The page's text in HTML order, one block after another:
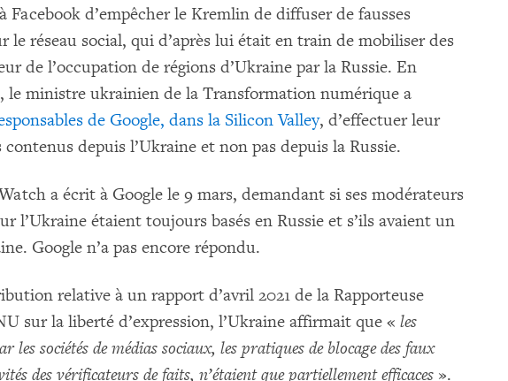
Facebook d’empêcher le Kremlin de diffuser de fausses
le réseau social, qui d’après lui était en train de mobiliser des
de l’occupation de régions d’Ukraine par la Russie. En
le ministre ukrainien de la Transformation numérique a
de Google, dans la Silicon Valley, d’effectuer leur
depuis l’Ukraine et non pas depuis la Russie.
a écrit à Google le 9 mars, demandant si ses modérateurs
l’Ukraine étaient toujours basés en Russie et s’ils avaient un
Google n’a pas encore répondu.
relative à un rapport d’avril 2021 de la Rapporteuse
sur la liberté d’expression, l’Ukraine affirmait que « les
les sociétés de médias sociaux, les pratiques de blocage des faux
des vérificateurs de faits, n’étaient que partiellement efficaces ».